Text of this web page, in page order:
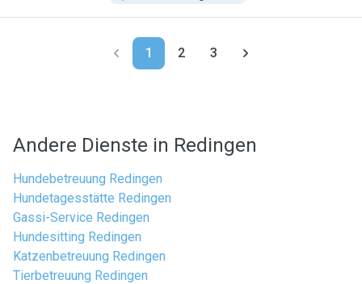
1 2 3
Andere Dienste in Redingen
Hundebetreuung Redingen
Hundetagesstätte Redingen
Gassi-Service Redingen
Hundesitting Redingen
Katzenbetreuung Redingen
Tierbetreuung Redingen